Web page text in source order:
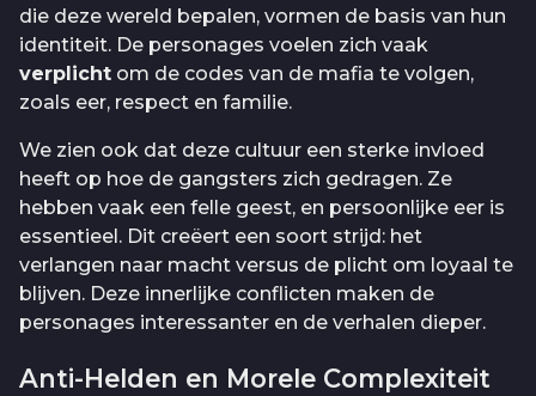
die deze wereld bepalen, vormen de basis van hun
identiteit. De personages voelen zich vaak
verplicht om de codes van de mafia te volgen,
zoals eer, respect en familie.
We zien ook dat deze cultuur een sterke invloed
heeft op hoe de gangsters zich gedragen. Ze
hebben vaak een felle geest, en persoonlijke eer is
essentieel. Dit creëert een soort strijd: het
verlangen naar macht versus de plicht om loyaal te
blijven. Deze innerlijke conflicten maken de
personages interessanter en de verhalen dieper.
Anti-Helden en Morele Complexiteit